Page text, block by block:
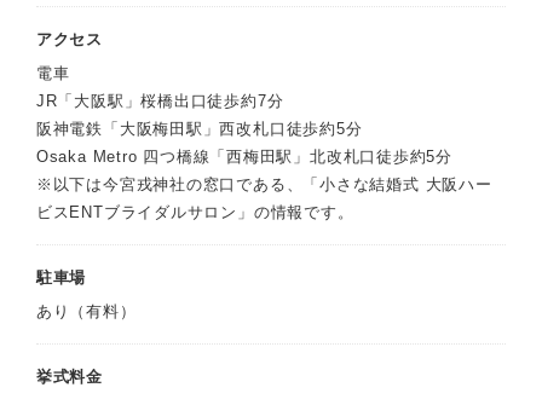
アクセス
電車
JR「大阪駅」桜橋出口徒歩約7分
阪神電鉄「大阪梅田駅」西改札口徒歩約5分
Osaka Metro 四つ橋線「西梅田駅」北改札口徒歩約5分
※以下は今宮戎神社の窓口である、「小さな結婚式 大阪ハー
ビスENTブライダルサロン」の情報です。
駐車場
あり（有料）
挙式料金